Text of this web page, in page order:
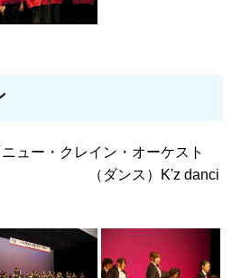
ュー・クレイン・オーケスト
ス）K'z danci